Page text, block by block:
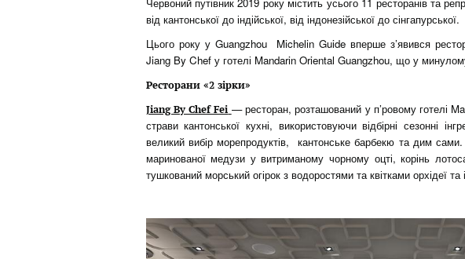
від кантонської до індійської, від індонезійської до сінгапурської.
Цього року у Guangzhou Michelin Guide вперше з’явився
Jiang By Chef у готелі Mandarin Oriental Guangzhou, що у минулому
Ресторани «2 зірки»
Jiang By Chef Fei — ресторан, розташований у п’ровому готелі
страви кантонської кухні, використовуючи відбірні сезонні
великий вибір морепродуктів, кантонське барбекю та дим
маринованої медузи у витриманому чорному оцті, корінь
тушкований морський огірок з водоростями та квітками орхідеї та